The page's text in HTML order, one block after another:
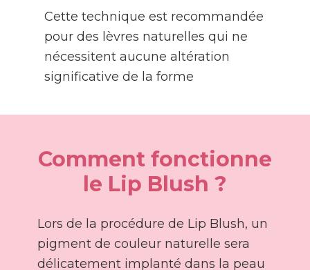
Cette technique est recommandée
pour des lèvres naturelles qui ne
nécessitent aucune altération
significative de la forme
Comment fonctionne
le Lip Blush ?
Lors de la procédure de Lip Blush, un
pigment de couleur naturelle sera
délicatement implanté dans la peau